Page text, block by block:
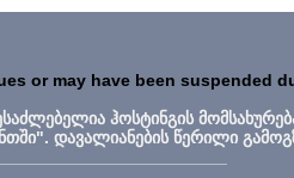
or may have been suspended
ჰოსტინგის
დავალიანების წერილი